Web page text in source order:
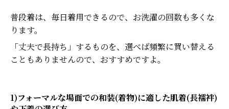
普段着は、毎日着用できるので、お洗濯の回数も多くな
ります。
「丈夫で長持ち」するものを、選べば頻繁に買い替える
こともありませんので、おすすめですよ。
1)フォーマルな場面での和装(着物)に適した肌着(長襦袢)